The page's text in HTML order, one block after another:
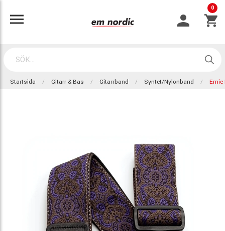
0
Startsida Gitarr & Bas Gitarrband Syntet/nylonband Ernie